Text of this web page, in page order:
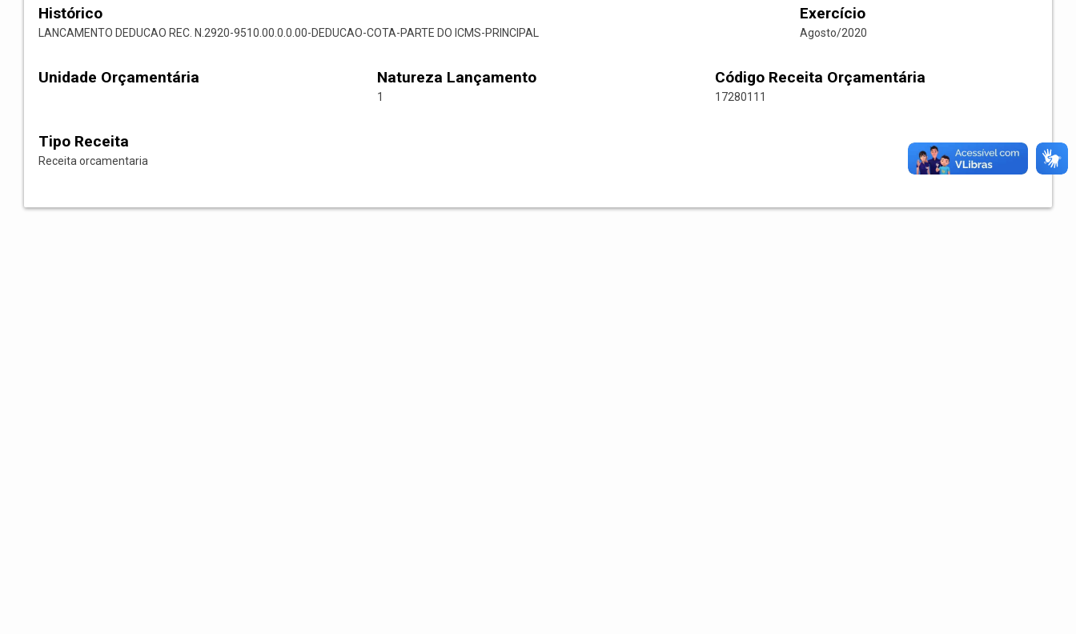
Histórico
LANCAMENTO DEDUCAO REC. N.2920-9510.00.0.0.00-DEDUCAO-COTA-PARTE DO ICMS-PRINCIPAL
Exercício
Agosto/2020
Unidade Orçamentária Natureza Lançamento
1
Código Receita Orçamentária
17280111
Tipo Receita
Receita orcamentaria